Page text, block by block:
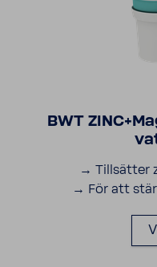
BWT
→ Till­sätter
→ För att